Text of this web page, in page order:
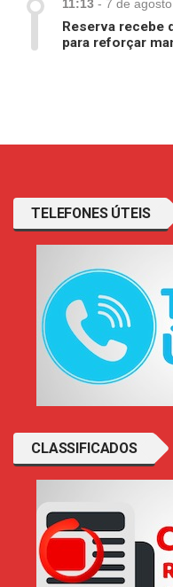
11:13 - 7 de
Reserva recebe
para reforçar
TELEFONES ÚTEIS
CLASSIFICADOS